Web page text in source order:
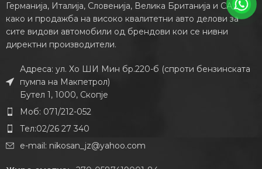
Германија, Италија, Словенија, Велика Британија и САД,
како и продажба на високо квалитетни авто делови за
сите видови автомобили од брендови кои се нивни
директни производители.
Адреса: ул. Хо ШИ Мин бр.220-б (спроти бензинската
пумпа на Макпетрол)
Бутел 1, 1000, Скопје
Моб: 071/212-052
Тел:02/26 27 340
e-mail: nikosan_jz@yahoo.com